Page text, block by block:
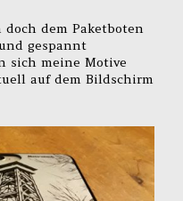
dem Paketboten
gespannt
sich meine Motive
auf dem Bildschirm